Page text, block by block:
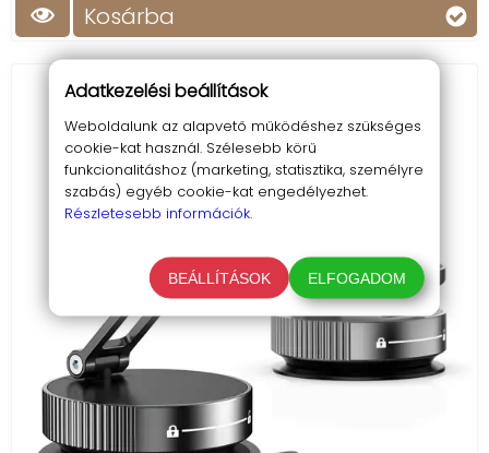
Kosárba
Adatkezelési beállítások
Weboldalunk az alapvető működéshez szükséges
cookie-kat használ. Szélesebb körű
funkcionalitáshoz (marketing, statisztika, személyre
szabás) egyéb cookie-kat engedélyezhet.
Részletesebb információk.
BEÁLLÍTÁSOK ELFOGADOM